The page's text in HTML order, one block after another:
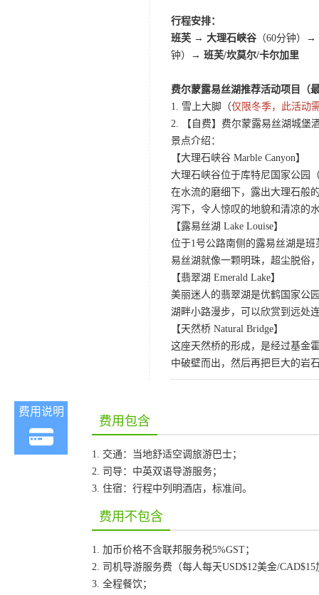
行程安排：
班芙 → 大理石峡谷 （60分钟）
→
钟）
→ 班芙/坎莫尔/卡尔加里
费尔蒙露易丝湖推荐活动项目（
1. 雪上大脚（仅限冬季，此活动
2. 【自费】费尔蒙露易丝湖城堡
景点介绍：
【大理石峡谷 Marble Canyon】
大理石峡谷位于库特尼国家公园
在水流的磨细下，露出大理石般
泻下，令人惊叹的地貌和清凉的
【露易丝湖 Lake Louise】
位于1号公路南侧的露易丝湖是
易丝湖就像一颗明珠，超尘脱俗
【翡翠湖 Emerald Lake】
美丽迷人的翡翠湖是优鹤国家公
湖畔小路漫步，可以欣赏到远处
【天然桥 Natural Bridge】
这座天然桥的形成，是经过基金
中破壁而出，然后再把巨大的岩
费用说明
费用包含
1. 交通：当地舒适空调旅游巴士；
2. 司导：中英双语导游服务；
3. 住宿：行程中列明酒店，标准间。
费用不包含
1. 加币价格不含联邦服务税5%GST；
2. 司机导游服务费（每人每天USD$12美金/CAD$15
3. 全程餐饮；